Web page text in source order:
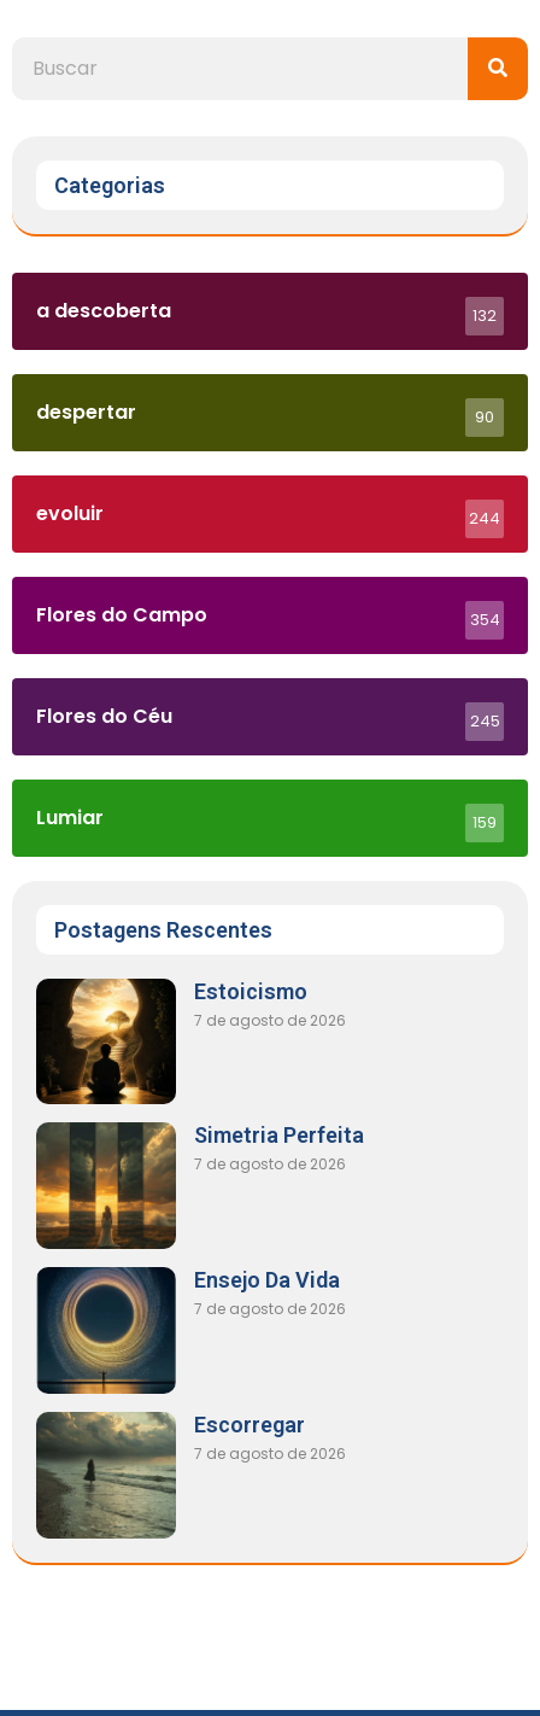
Categorias
a descoberta 132
despertar 90
evoluir 244
Flores do Campo 354
Flores do Céu 245
Lumiar 159
Postagens Rescentes
Estoicismo
7 de agosto de 2026
Simetria Perfeita
7 de agosto de 2026
Ensejo Da Vida
7 de agosto de 2026
Escorregar
7 de agosto de 2026